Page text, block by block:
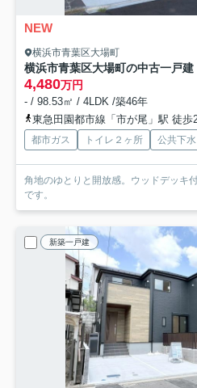
NEW
横浜市青葉区大場町
横浜市青葉区大場町の中古一戸建
4,480万円
- / 98.53㎡ / 4LDK /築46年
東急田園都市線「市が尾」駅 徒歩
都市ガス トイレ２ヶ所 公共下水
角地のゆとりと開放感。ウッドデッキ
です。
新築一戸建